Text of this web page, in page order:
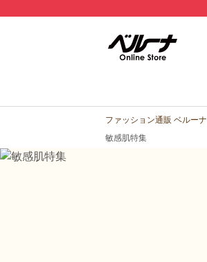
ファッション通販 ベルーナ
敏感肌特集